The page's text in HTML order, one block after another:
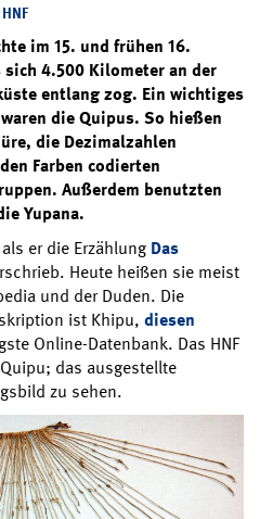
HNF
im 15. und frühen 16.
4.500 Kilometer an der
entlang zog. Ein wichtiges
die Quipus. So hießen
die Dezimalzahlen
Farben codierten
Außerdem benutzten
Yupana.
er die Erzählung Das
Heute heißen sie meist
und der Duden. Die
ist Khipu, diesen
Online-Datenbank. Das HNF
das ausgestellte
zu sehen.